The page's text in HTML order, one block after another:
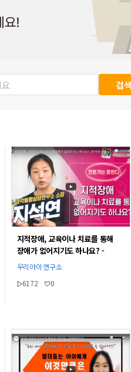
지적장애, 교육이나 치료를 통해
장애가 없어지기도 하나요? -
[지석연 선생님]
우리아이 연구소
6172
0